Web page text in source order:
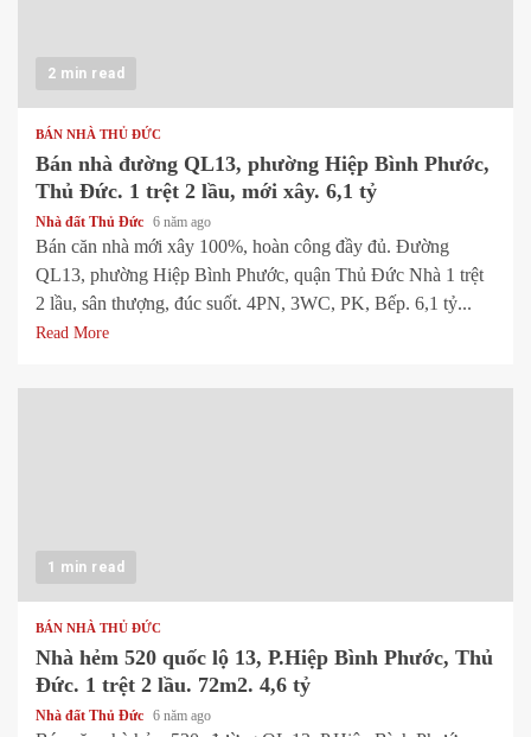
2 min read
BÁN NHÀ THỦ ĐỨC
Bán nhà đường QL13, phường Hiệp Bình Phước,
Thủ Đức. 1 trệt 2 lầu, mới xây. 6,1 tỷ
Nhà đất Thủ Đức 6 năm ago
Bán căn nhà mới xây 100%, hoàn công đầy đủ. Đường
QL13, phường Hiệp Bình Phước, quận Thủ Đức Nhà 1 trệt
2 lầu, sân thượng, đúc suốt. 4PN, 3WC, PK, Bếp. 6,1 tỷ...
Read More
1 min read
BÁN NHÀ THỦ ĐỨC
Nhà hẻm 520 quốc lộ 13, P.Hiệp Bình Phước, Thủ
Đức. 1 trệt 2 lầu. 72m2. 4,6 tỷ
Nhà đất Thủ Đức 6 năm ago